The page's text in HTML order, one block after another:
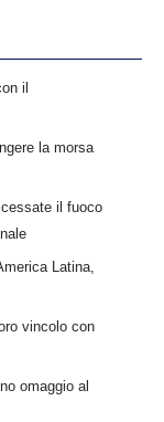
il
la morsa
il fuoco
Latina,
vincolo con
omaggio al